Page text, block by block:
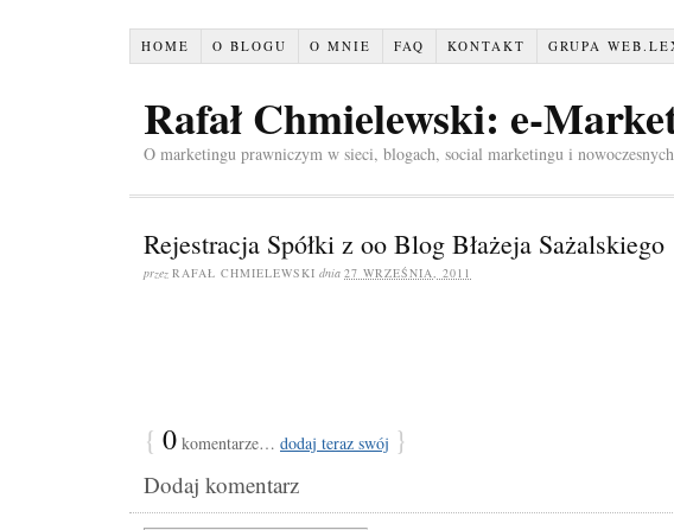
HOME O BLOGU O MNIE FAQ KONTAKT GRUPA
Rafał Chmielewski: e-
O marketingu prawniczym w sieci, blogach, social marketingu i
Rejestracja Spółki z oo Blog Błażeja Sażalskiego
przez RAFAŁ CHMIELEWSKI dnia 27 WRZEŚNIA, 2011
{ 0 komentarze… dodaj teraz swój }
Dodaj komentarz